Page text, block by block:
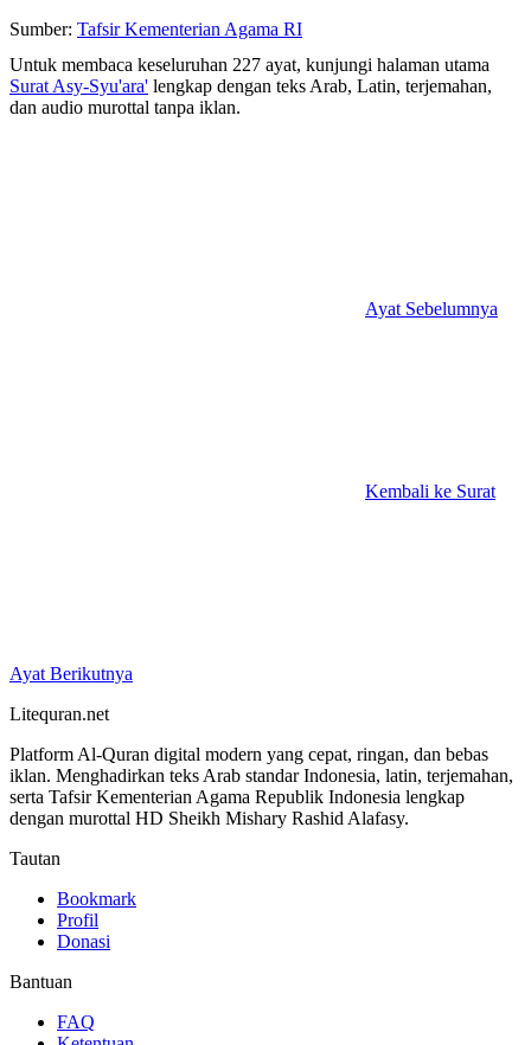
Sumber: Tafsir Kementerian Agama RI
Untuk membaca keseluruhan 227 ayat, kunjungi halaman utama
Surat Asy-Syu'ara' lengkap dengan teks Arab, Latin, terjemahan,
dan audio murottal tanpa iklan.
Ayat Sebelumnya
Kembali ke Surat
Ayat Berikutnya
Litequran.net
Platform Al-Quran digital modern yang cepat, ringan, dan bebas
iklan. Menghadirkan teks Arab standar Indonesia, latin, terjemahan,
serta Tafsir Kementerian Agama Republik Indonesia lengkap
dengan murottal HD Sheikh Mishary Rashid Alafasy.
Tautan
Bookmark
Profil
Donasi
Bantuan
FAQ